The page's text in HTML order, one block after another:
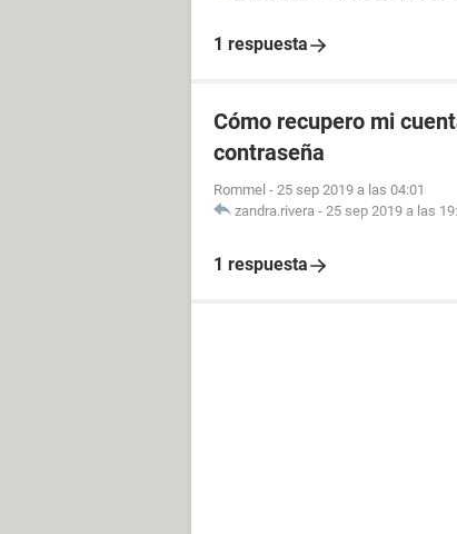
1 respuesta
Cómo recupero mi
contraseña
Rommel - 25 sep 2019 a las 04:01
zandra.rivera - 25 sep 2019 a las
1 respuesta